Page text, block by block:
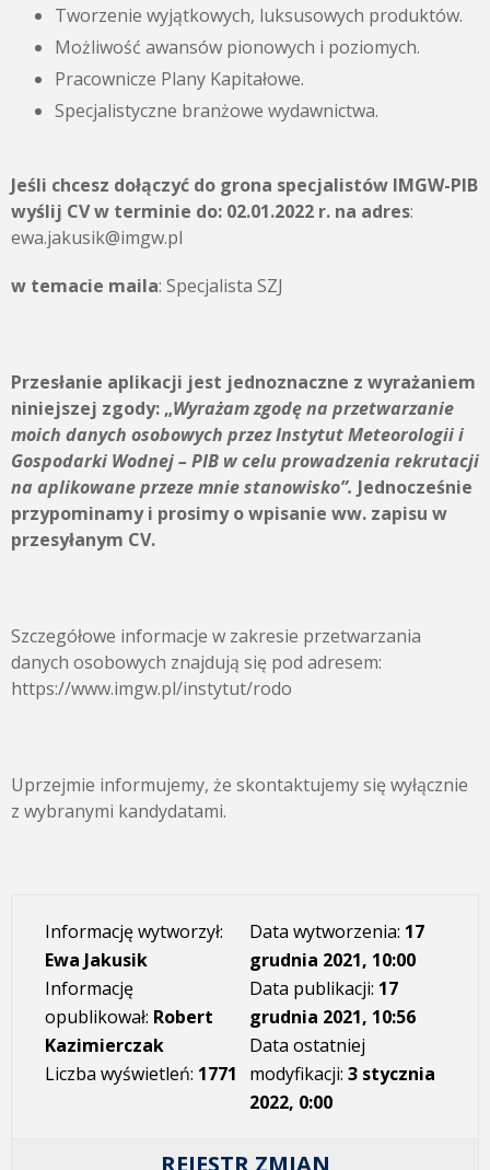
Tworzenie wyjątkowych, luksusowych produktów.
Możliwość awansów pionowych i poziomych.
Pracownicze Plany Kapitałowe.
Specjalistyczne branżowe wydawnictwa.
Jeśli chcesz dołączyć do grona specjalistów IMGW-PIB
wyślij CV w terminie do: 02.01.2022 r. na adres:
ewa.jakusik@imgw.pl
w temacie maila: Specjalista SZJ
Przesłanie aplikacji jest jednoznaczne z wyrażaniem
niniejszej zgody: „Wyrażam zgodę na przetwarzanie
moich danych osobowych przezInstytut Meteorologii i
Gospodarki Wodnej – PIB w celu prowadzenia rekrutacji
na aplikowane przeze mnie stanowisko”. Jednocześnie
przypominamy i prosimy o wpisanie ww. zapisu w
przesyłanym CV.
Szczegółowe informacje w zakresie przetwarzania
danych osobowych znajdują się pod adresem:
https://www.imgw.pl/instytut/rodo
Uprzejmie informujemy, że skontaktujemy się wyłącznie
z wybranymi kandydatami.
Informację wytworzył:
Ewa Jakusik
Informację
opublikował: Robert
Kazimierczak
Liczba wyświetleń: 1771
Data wytworzenia: 17
grudnia 2021, 10:00
Data publikacji: 17
grudnia 2021, 10:56
Data ostatniej
modyfikacji: 3 stycznia
2022, 0:00
REJESTR ZMIAN